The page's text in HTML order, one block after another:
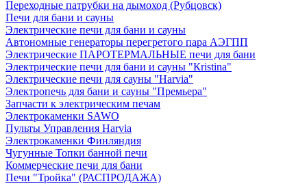
Переходные патрубки на дымоход (Рубцовск)
Печи для бани и сауны
Электрические печи для бани и сауны
Автономные генераторы перегретого пара АЭГПП
Электрические ПАРОТЕРМАЛЬНЫЕ печи для бани
Электрические печи для бани и сауны "Кristina"
Электрические печи для сауны "Harvia"
Электропечь для бани и сауны "Премьера"
Запчасти к электрическим печам
Электрокаменки SAWO
Пульты Управления Harvia
Электрокаменки Финляндия
Чугунные Топки банной печи
Коммерческие печи для бани
Печи "Тройка" (РАСПРОДАЖА)